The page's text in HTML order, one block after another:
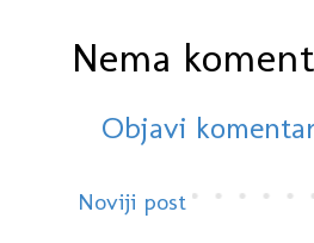
Nema
Objavi
Noviji post